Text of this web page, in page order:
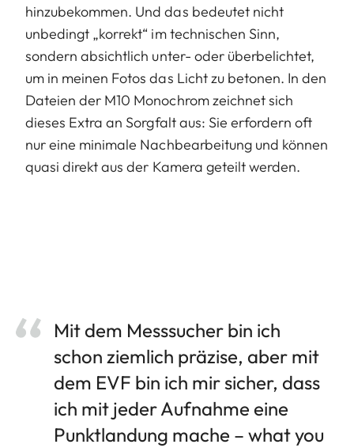
hinzubekommen. Und das bedeutet nicht
unbedingt „korrekt“ im technischen Sinn,
sondern absichtlich unter- oder überbelichtet,
um in meinen Fotos das Licht zu betonen. In den
Dateien der M10 Monochrom zeichnet sich
dieses Extra an Sorgfalt aus: Sie erfordern oft
nur eine minimale Nachbearbeitung und können
quasi direkt aus der Kamera geteilt werden.
Mit dem Messsucher bin ich
schon ziemlich präzise, aber mit
dem EVF bin ich mir sicher, dass
ich mit jeder Aufnahme eine
Punktlandung mache – what you